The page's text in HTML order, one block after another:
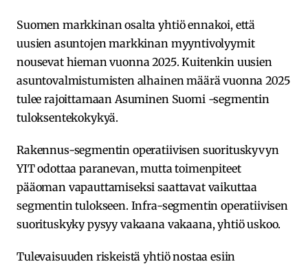
Suomen markkinan osalta yhtiö ennakoi, että
uusien asuntojen markkinan myyntivolyymit
nousevat hieman vuonna 2025. Kuitenkin uusien
asuntovalmistumisten alhainen määrä vuonna 2025
tulee rajoittamaan Asuminen Suomi -segmentin
tuloksentekokykyä.
Rakennus-segmentin operatiivisen suorituskyvyn
YIT odottaa paranevan, mutta toimenpiteet
pääoman vapauttamiseksi saattavat vaikuttaa
segmentin tulokseen. Infra-segmentin operatiivisen
suorituskyky pysyy vakaana vakaana, yhtiö uskoo.
Tulevaisuuden riskeistä yhtiö nostaa esiin